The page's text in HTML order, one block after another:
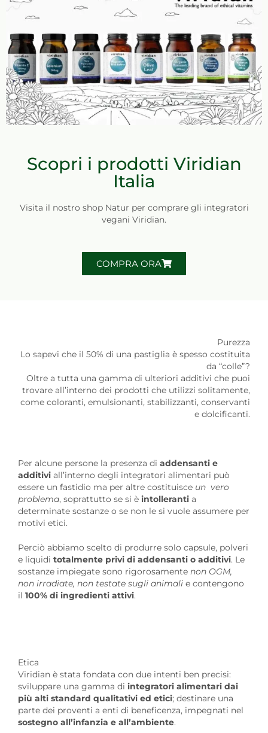
Scopri i prodotti Viridian
Italia
Visita il nostro shop Natur per comprare gli integratori
vegani Viridian.
COMPRA ORA
Purezza
Lo sapevi che il 50% di una pastiglia è spesso costituita
da “colle”?
Oltre a tutta una gamma di ulteriori additivi che puoi
trovare all’interno dei prodotti che utilizzi solitamente,
come coloranti, emulsionanti, stabilizzanti, conservanti
e dolcificanti.
Per alcune persone la presenza di addensanti e
additivi all’interno degli integratori alimentari può
essere un fastidio ma per altre costituisce un vero
problema, soprattutto se si è intolleranti a
determinate sostanze o se non le si vuole assumere per
motivi etici.
Perciò abbiamo scelto di produrre solo capsule, polveri
e liquidi totalmente privi di addensanti o additivi. Le
sostanze impiegate sono rigorosamente non OGM,
non irradiate, non testate sugli animali e contengono
il 100% di ingredienti attivi.
Etica
Viridian è stata fondata con due intenti ben precisi:
sviluppare una gamma di integratori alimentari dai
più alti standard qualitativi ed etici; destinare una
parte dei proventi a enti di beneficenza, impegnati nel
sostegno all’infanzia e all’ambiente.